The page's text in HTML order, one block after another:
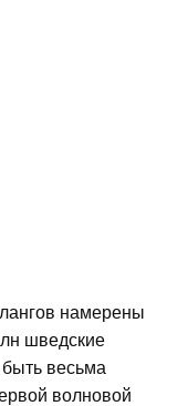
намерены
шведские
весьма
волновой